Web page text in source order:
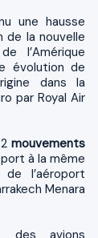
une hausse
de la nouvelle
l’Amérique
évolution de
dans la
par Royal Air
mouvements
à la même
l’aéroport
Menara
des avions